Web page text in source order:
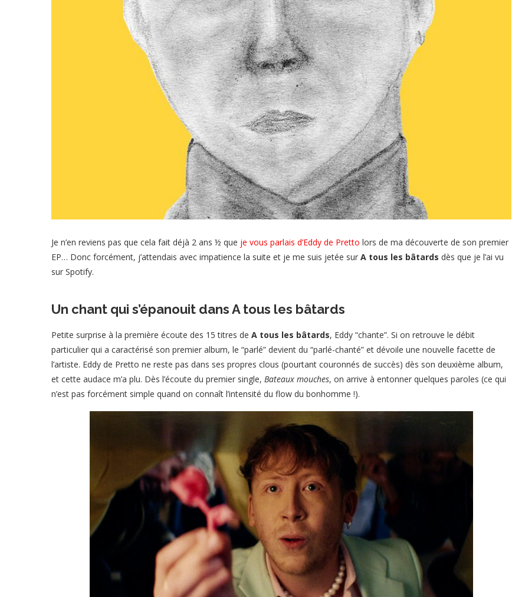
Je n’en reviens pas que cela fait déjà 2 ans ½ que je vous parlais d’Eddy de Pretto lors de ma découverte de son premier
EP… Donc forcément, j’attendais avec impatience la suite et je me suis jetée sur A tous les bâtards dès que je l’ai vu
sur Spotify.
Un chant qui s’épanouit dans A tous les bâtards
Petite surprise à la première écoute des 15 titres de A tous les bâtards, Eddy “chante”. Si on retrouve le débit
particulier qui a caractérisé son premier album, le “parlé” devient du “parlé-chanté” et dévoile une nouvelle facette de
l’artiste. Eddy de Pretto ne reste pas dans ses propres clous (pourtant couronnés de succès) dès son deuxième album,
et cette audace m’a plu. Dès l’écoute du premier single, Bateaux mouches, on arrive à entonner quelques paroles (ce qui
n’est pas forcément simple quand on connaît l’intensité du flow du bonhomme !).